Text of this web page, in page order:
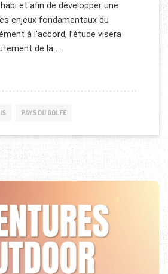
et afin de développer une
enjeux fondamentaux du
à l’accord, l’étude visera
de la …
DU RECRUTEMENT DE LA MAIN-
PAYS DU GOLFE